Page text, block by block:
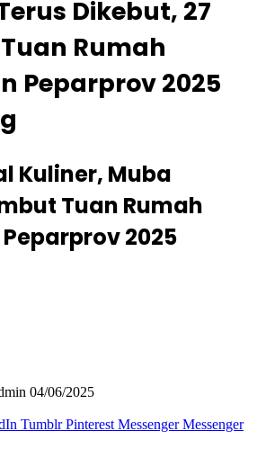
Dikebut, 27
Rumah
Peparprov 2025
Kuliner, Muba
Tuan Rumah
2025
04/06/2025
Tumblr Pinterest Messenger Messenger